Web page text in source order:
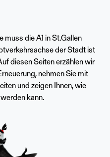
die A1 in St.Gallen
der Stadt ist
diesen Seiten erzählen wir
nehmen Sie mit
und zeigen Ihnen, wie
kann.